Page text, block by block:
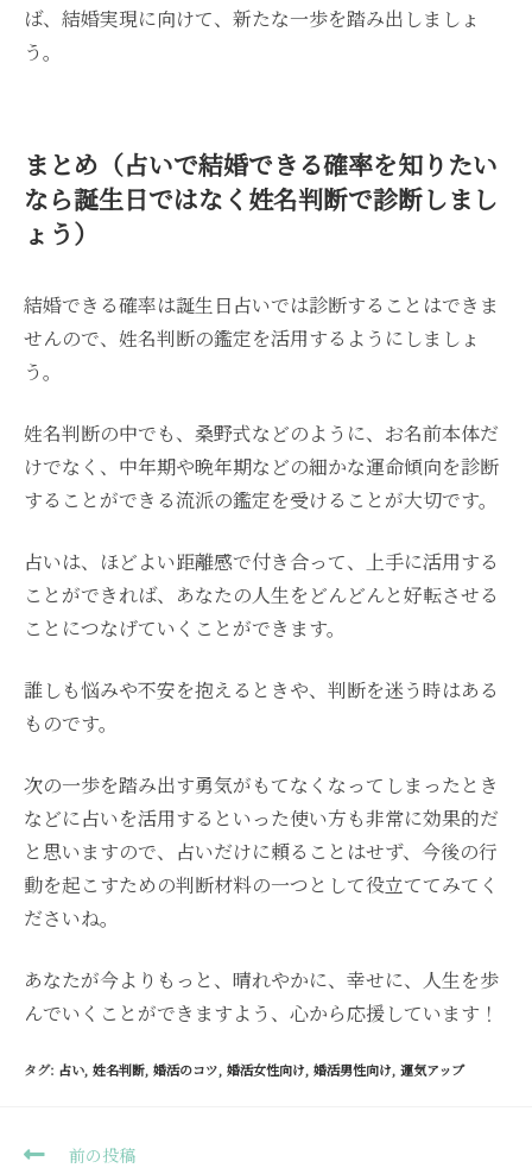
ば、結婚実現に向けて、新たな一歩を踏み出しましょ
う。
まとめ（占いで結婚できる確率を知りたい
なら誕生日ではなく姓名判断で診断しまし
ょう）
結婚できる確率は誕生日占いでは診断することはできま
せんので、姓名判断の鑑定を活用するようにしましょ
う。
姓名判断の中でも、桑野式などのように、お名前本体だ
けでなく、中年期や晩年期などの細かな運命傾向を診断
することができる流派の鑑定を受けることが大切です。
占いは、ほどよい距離感で付き合って、上手に活用する
ことができれば、あなたの人生をどんどんと好転させる
ことにつなげていくことができます。
誰しも悩みや不安を抱えるときや、判断を迷う時はある
ものです。
次の一歩を踏み出す勇気がもてなくなってしまったとき
などに占いを活用するといった使い方も非常に効果的だ
と思いますので、占いだけに頼ることはせず、今後の行
動を起こすための判断材料の一つとして役立ててみてく
ださいね。
あなたが今よりもっと、晴れやかに、幸せに、人生を歩
んでいくことができますよう、心から応援しています！
タグ: 占い, 姓名判断, 婚活のコツ, 婚活女性向け, 婚活男性向け, 運気アップ
前の投稿